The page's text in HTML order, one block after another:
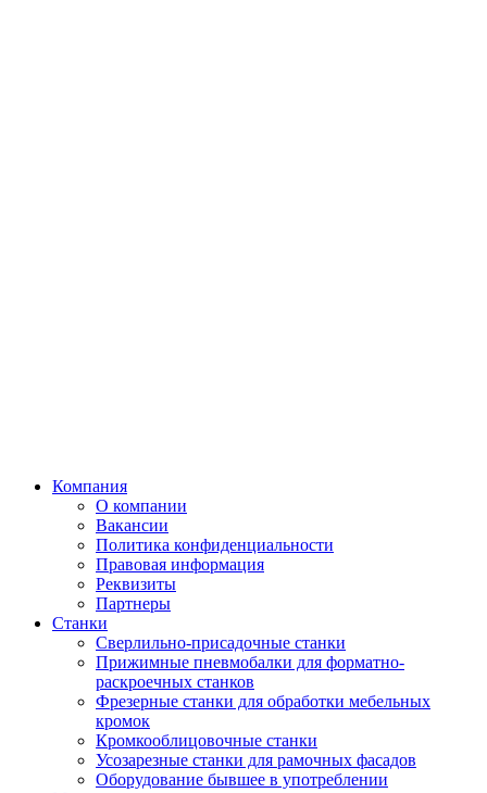
Компания
О компании
Вакансии
Политика конфиденциальности
Правовая информация
Реквизиты
Партнеры
Станки
Сверлильно-присадочные станки
Прижимные пневмобалки для форматно-
раскроечных станков
Фрезерные станки для обработки мебельных
кромок
Кромкооблицовочные станки
Усозарезные станки для рамочных фасадов
Оборудование бывшее в употреблении